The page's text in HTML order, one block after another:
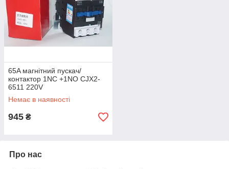
65A магнітний пускач/
контактор 1NС +1NO CJX2-
6511 220V
Немає в наявності
945 ₴
Про нас